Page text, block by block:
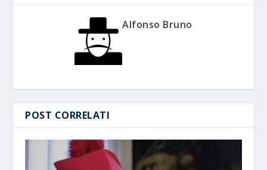
Alfonso Bruno
POST CORRELATI